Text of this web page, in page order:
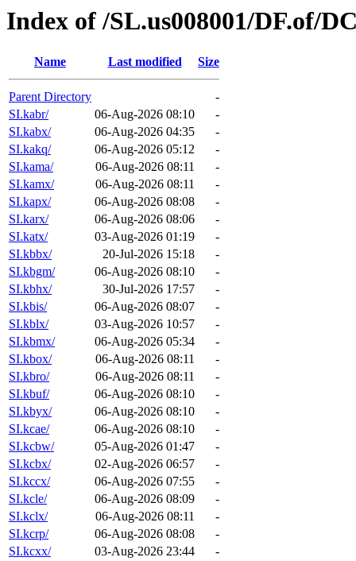
Index of /SL.us008001/DF.of/
Name Last modified Size
Parent Directory
-
SI.kabr/
06-Aug-2026 08:10
-
SI.kabx/
06-Aug-2026 04:35
-
SI.kakq/
06-Aug-2026 05:12
-
SI.kama/
06-Aug-2026 08:11
-
SI.kamx/
06-Aug-2026 08:11
-
SI.kapx/
06-Aug-2026 08:08
-
SI.karx/
06-Aug-2026 08:06
-
SI.katx/
03-Aug-2026 01:19
-
SI.kbbx/
20-Jul-2026 15:18
-
SI.kbgm/
06-Aug-2026 08:10
-
SI.kbhx/
30-Jul-2026 17:57
-
SI.kbis/
06-Aug-2026 08:07
-
SI.kblx/
03-Aug-2026 10:57
-
SI.kbmx/
06-Aug-2026 05:34
-
SI.kbox/
06-Aug-2026 08:11
-
SI.kbro/
06-Aug-2026 08:11
-
SI.kbuf/
06-Aug-2026 08:10
-
SI.kbyx/
06-Aug-2026 08:10
-
SI.kcae/
06-Aug-2026 08:10
-
SI.kcbw/
05-Aug-2026 01:47
-
SI.kcbx/
02-Aug-2026 06:57
-
SI.kccx/
06-Aug-2026 07:55
-
SI.kcle/
06-Aug-2026 08:09
-
SI.kclx/
06-Aug-2026 08:11
-
SI.kcrp/
06-Aug-2026 08:08
-
SI.kcxx/
03-Aug-2026 23:44
-